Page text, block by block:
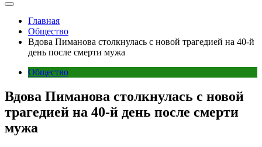
Главная
Общество
Вдова Пиманова столкнулась с новой трагедией на 40-й
день после смерти мужа
Общество
Вдова Пиманова столкнулась с новой
трагедией на 40-й день после смерти
мужа